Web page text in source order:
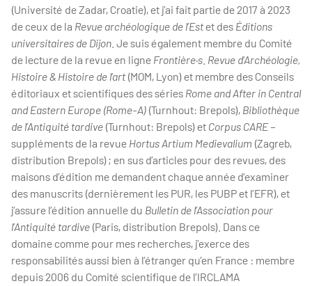
(Université de Zadar, Croatie), et j’ai fait partie de 2017 à 2023
de ceux de la Revue archéologique de l’Estet des Éditions
universitaires de Dijon . Je suis également membre du Comité
de lecture de la revue en ligne Frontière·s Revue d’Archéologie,
Histoire & Histoire de l’art(MOM, Lyon) et membre des Conseils
éditoriaux et scientifiques des séries Rome and After in Central
and Eastern Europe (Rome-A) (Turnhout: Brepols), Bibliothèque
de l’Antiquité tardive (Turnhout: Brepols) et Corpus CARE–
suppléments de la revue Hortus Artium Medievalium (Zagreb,
distribution Brepols) ; en sus d’articles pour des revues, des
maisons d’édition me demandent chaque année d’examiner
des manuscrits (dernièrement les PUR, les PUBP et l’EFR), et
j’assure l’édition annuelle du Bulletin de l’Association pour
l’Antiquité tardive (Paris, distribution Brepols). Dans ce
domaine comme pour mes recherches, j’exerce des
responsabilités aussi bien à l’étranger qu’en France : membre
depuis 2006 du Comité scientifique de l’IRCLAMA